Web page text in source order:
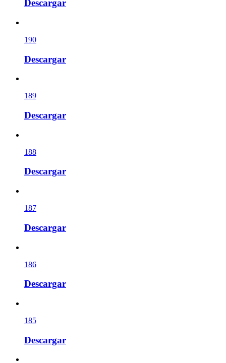
Descargar
190
Descargar
189
Descargar
188
Descargar
187
Descargar
186
Descargar
185
Descargar